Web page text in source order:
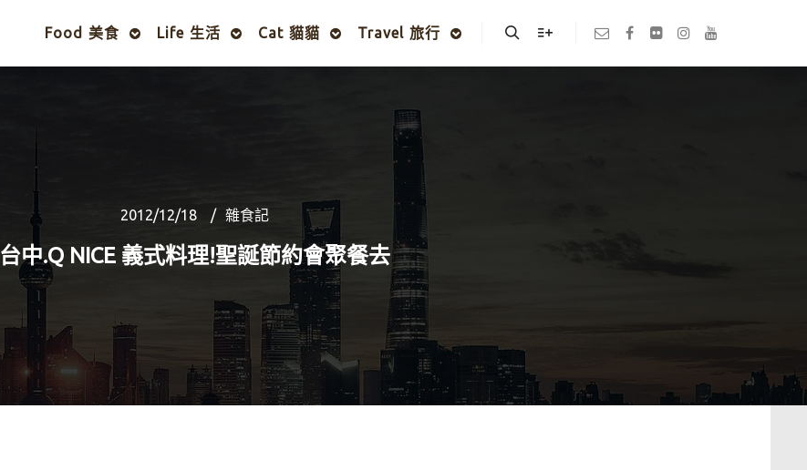
Food 美食 Life 生活 Cat 貓貓 Travel 旅行
2012/12/18 雜食記
台中.Q NICE 義式料理!聖誕節約會聚餐去